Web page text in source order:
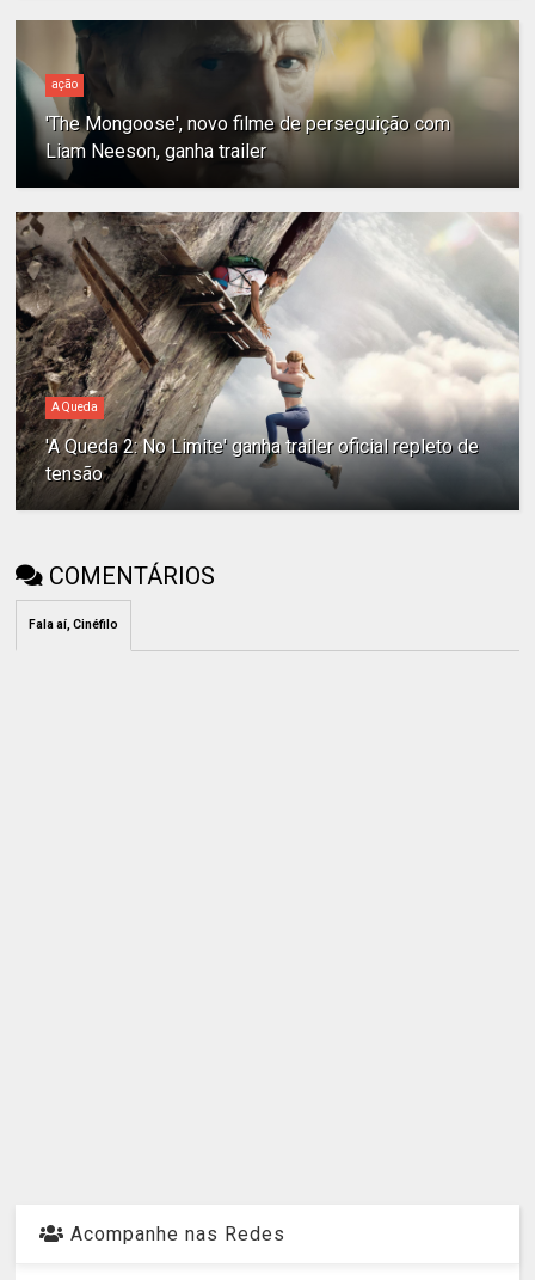
ação
'The Mongoose', novo filme de perseguição com
Liam Neeson, ganha trailer
A Queda
'A Queda 2: No Limite' ganha trailer oficial repleto de
tensão
COMENTÁRIOS
Fala aí, Cinéfilo
Acompanhe nas Redes